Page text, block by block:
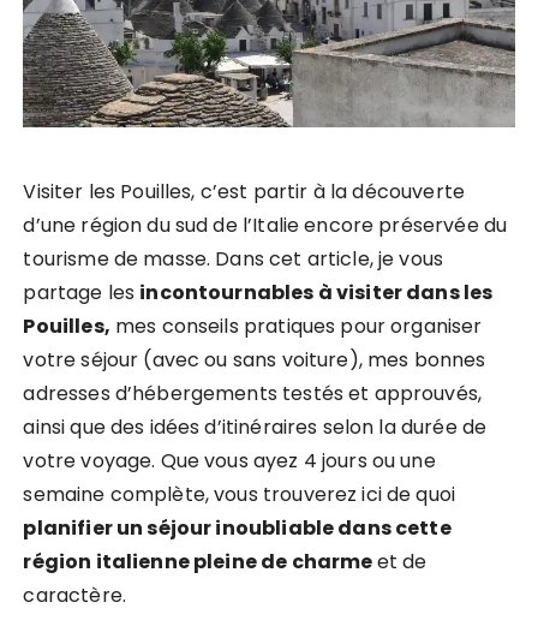
Visiter les Pouilles, c’est partir à la découverte
d’une région du sud de l’Italie encore préservée du
tourisme de masse. Dans cet article, je vous
partage les incontournables à visiter dans les
Pouilles, mes conseils pratiques pour organiser
votre séjour (avec ou sans voiture), mes bonnes
adresses d’hébergements testés et approuvés,
ainsi que des idées d’itinéraires selon la durée de
votre voyage. Que vous ayez 4 jours ou une
semaine complète, vous trouverez ici de quoi
planifier un séjour inoubliable dans cette
région italienne pleine de charmeet de
caractère.